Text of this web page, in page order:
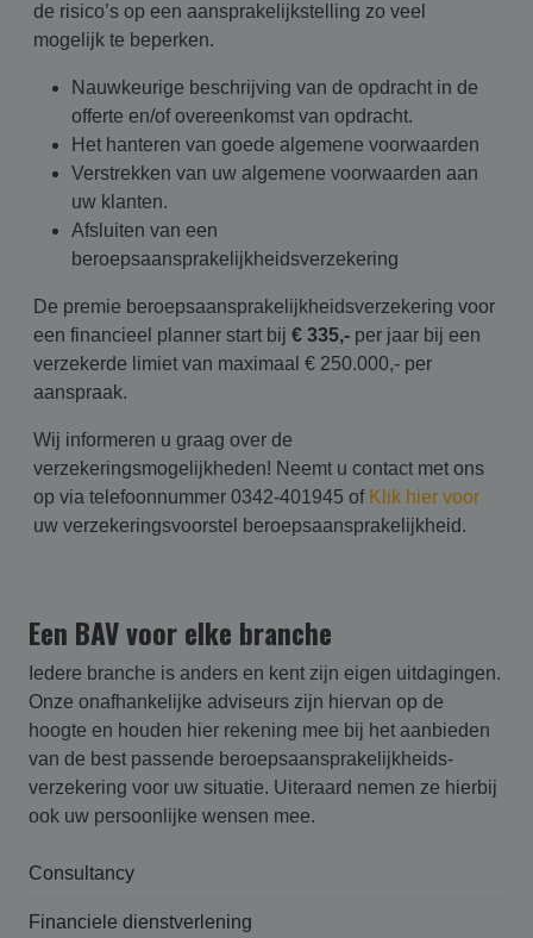
de risico’s op een aansprakelijkstelling zo veel
mogelijk te beperken.
Nauwkeurige beschrijving van de opdracht in de
offerte en/of overeenkomst van opdracht.
Het hanteren van goede algemene voorwaarden
Verstrekken van uw algemene voorwaarden aan
uw klanten.
Afsluiten van een
beroepsaansprakelijkheidsverzekering
De premie beroepsaansprakelijkheidsverzekering voor
een financieel planner start bij € 335,- per jaar bij een
verzekerde limiet van maximaal € 250.000,- per
aanspraak.
Wij informeren u graag over de
verzekeringsmogelijkheden! Neemt u contact met ons
op via telefoonnummer 0342-401945 of Klik hier voor
uw verzekeringsvoorstel beroepsaansprakelijkheid.
Een BAV voor elke branche
Iedere branche is anders en kent zijn eigen uitdagingen.
Onze onafhankelijke adviseurs zijn hiervan op de
hoogte en houden hier rekening mee bij het aanbieden
van de best passende beroepsaansprakelijk­heids­
verzekering voor uw situatie. Uiteraard nemen ze hierbij
ook uw persoonlijke wensen mee.
Consultancy
Financiele dienstverlening